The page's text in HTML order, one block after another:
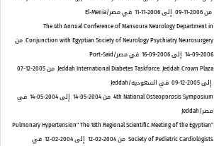
من 2006-11-09
إلى 2006-11-11
في مصر/El-Menia
The 4th Annual Conference of Mansoura Neurology Department in
Conjunction with Egyptian Society of Neurology Psychiatry Neurosurgery من
2006-09-14
إلى 2006-09-16
في مصر/Port-Said
Jeddah International Diabetes Taskforce. Jeddah Crown Plaza من 2005-12-07
إلى 2005-12-09
في السعوديه/Jeddah
4th National Osteoporosis Symposium من 2004-05-14 إلى 2004-05-14
في
مصر/Jeddah
"Pulmonary Hypertension" The 18th Regional Scientific Meeting of the Egyptian
Society of Pediatric Cardiologists من 2004-02-12 إلى 2004-02-12
في